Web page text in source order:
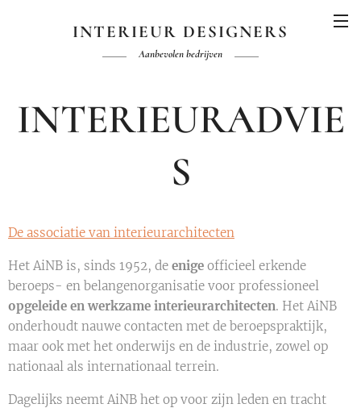
INTERIEUR DESIGNERS
Aanbevolen bedrijven
INTERIEURADVIE
S
De associatie van interieurarchitecten
Het AiNB is, sinds 1952, de enige officieel erkende
beroeps- en belangenorganisatie voor professioneel
opgeleide en werkzame interieurarchitecten. Het AiNB
onderhoudt nauwe contacten met de beroepspraktijk,
maar ook met het onderwijs en de industrie, zowel op
nationaal als internationaal terrein.
Dagelijks neemt AiNB het op voor zijn leden en tracht